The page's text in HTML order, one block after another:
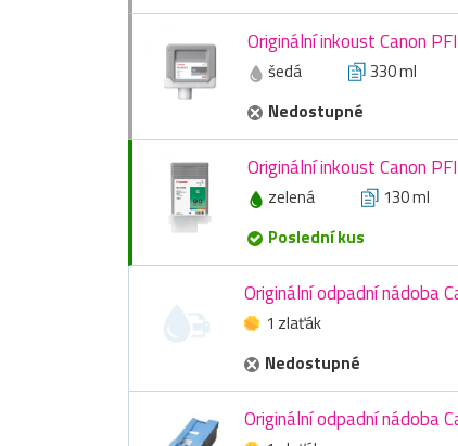
Originální inkoust Canon
šedá 330 ml
Nedostupné
Originální inkoust Canon
zelená 130 ml
Poslední kus
Originální odpadní nádoba
1 zlaťák
Nedostupné
Originální odpadní nádoba